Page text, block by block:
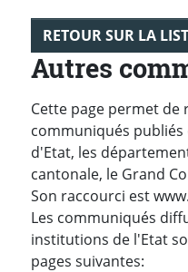
RETOUR SUR LA
Autres
Cette page permet
communiqués publiés
d'Etat, les
cantonale, le Grand
Son raccourci est
Les communiqués
institutions de l'Etat
pages suivantes: